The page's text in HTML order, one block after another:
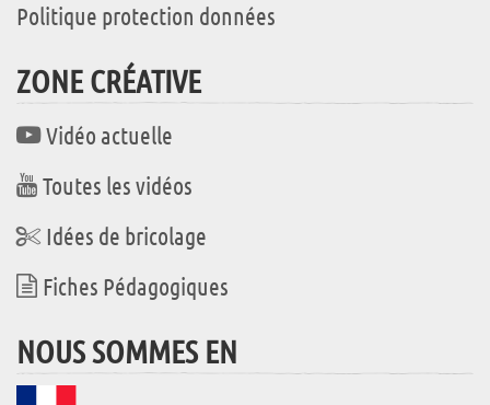
Politique protection données
ZONE CRÉATIVE
Vidéo actuelle
Toutes les vidéos
Idées de bricolage
Fiches Pédagogiques
NOUS SOMMES EN